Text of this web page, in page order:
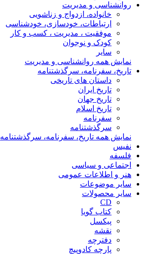
روانشناسی و مدیریت
خانواده، ازدواج و زناشویی
ارتباطات، خودسازی، خودشناسی
موفقیت ، مدیریت ، کسب و کار
کودک و نوجوان
سایر
نمایش همه روانشناسی و مدیریت
تاریخ، سفرنامه، سرگذشتنامه
داستان های تاریخی
تاریخ ایران
تاریخ جهان
تاریخ اسلام
سفرنامه
سرگذشتنامه
نمایش همه تاریخ، سفرنامه، سرگذشتنامه
نفیس
فلسفه
اجتماعی و سیاسی
هنر و اطلاعات عمومی
سایر موضوعات
سایر محصولات
CD
کتاب گویا
پیکسل
نقشه
دفترچه
پارچه کادوپیچ